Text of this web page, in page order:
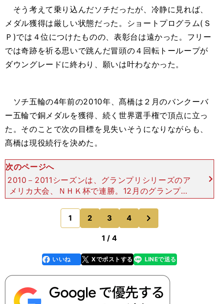
そう考えて乗り込んだソチだったが、冷静に見れば、
メダル獲得は厳しい状態だった。ショートプログラム(Ｓ
Ｐ)では４位につけたものの、表彰台は遠かった。フリー
では奇跡を祈る思いで跳んだ冒頭の４回転トーループが
ダウングレードに終わり、願いは叶わなかった。
ソチ五輪の4年前の2010年、髙橋は２月のバンクーバ
ー五輪で銅メダルを獲得、続く世界選手権で頂点に立っ
た。そのことで次の目標を見失いそうになりながらも、
髙橋は現役続行を決めた。
次のページへ
2010－2011シーズンは、グランプリシリーズのア
メリカ大会、ＮＨＫ杯で連勝。12月のグランプリ
ファイナルでは公式練習中に小塚崇彦と衝突するア
クシデントが発生し、４位に沈んだ。だが、続く1
2月末の全
1 2 3 4
のページへ
1 / 4
faceboo
k
いいね Xでポストする
line LINEで送る